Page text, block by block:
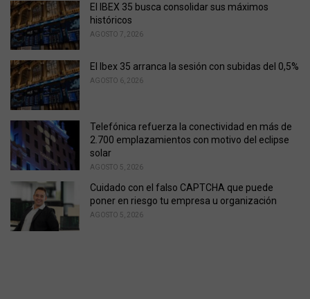
:
El IBEX 35 busca consolidar sus máximos
históricos
AGOSTO 7, 2026
El Ibex 35 arranca la sesión con subidas del 0,5%
AGOSTO 6, 2026
Telefónica refuerza la conectividad en más de
2.700 emplazamientos con motivo del eclipse
solar
AGOSTO 5, 2026
Cuidado con el falso CAPTCHA que puede
poner en riesgo tu empresa u organización
AGOSTO 5, 2026